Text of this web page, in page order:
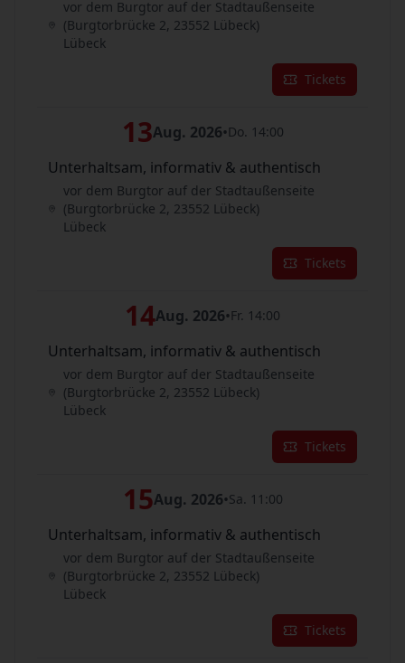
vor dem Burgtor auf der Stadtaußenseite
(Burgtorbrücke 2, 23552 Lübeck)
Lübeck
Tickets
13Aug. 2026•Do. 14:00
Unterhaltsam, informativ & authentisch
vor dem Burgtor auf der Stadtaußenseite
(Burgtorbrücke 2, 23552 Lübeck)
Lübeck
Tickets
14Aug. 2026•Fr. 14:00
Unterhaltsam, informativ & authentisch
vor dem Burgtor auf der Stadtaußenseite
(Burgtorbrücke 2, 23552 Lübeck)
Lübeck
Tickets
15Aug. 2026•Sa. 11:00
Unterhaltsam, informativ & authentisch
vor dem Burgtor auf der Stadtaußenseite
(Burgtorbrücke 2, 23552 Lübeck)
Lübeck
Tickets